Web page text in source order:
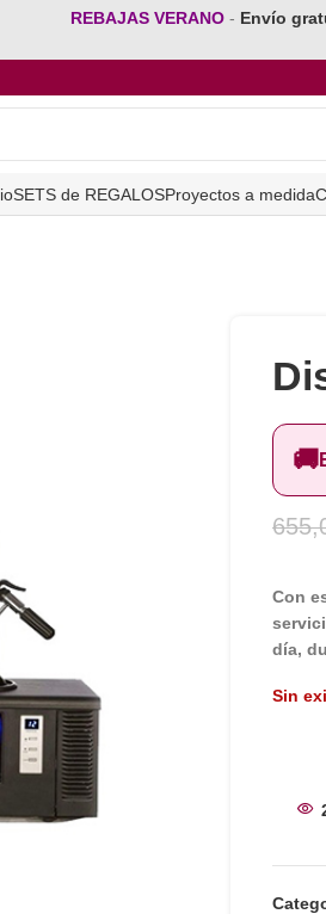
REBAJAS VERANO - Envío
SETS de REGALOSProyectos a medida
🚚
Con
día,
Sin